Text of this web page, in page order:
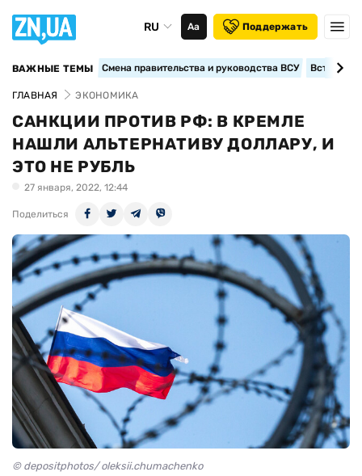
RU Аа Поддержать
ВАЖНЫЕ ТЕМЫ Смена правительства и руководства ВСУ
ГЛАВНАЯ ЭКОНОМИКА
САНКЦИИ ПРОТИВ РФ: В КРЕМЛЕ
НАШЛИ АЛЬТЕРНАТИВУ ДОЛЛАРУ, И
ЭТО НЕ РУБЛЬ
27 января, 2022, 12:44
Поделиться
© depositphotos/ oleksii.chumachenko